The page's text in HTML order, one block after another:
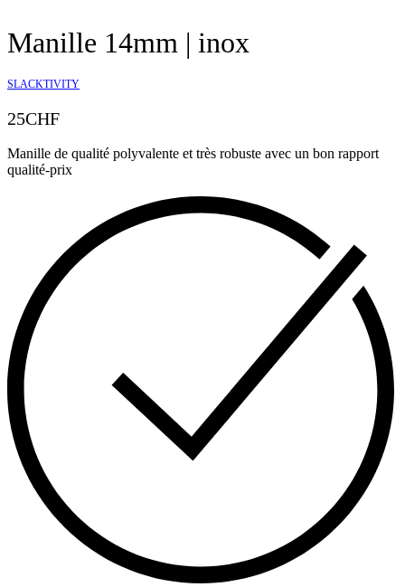
Manille 14mm | inox
SLACKTIVITY
25CHF
Manille de qualité polyvalente et très robuste avec un bon rapport
qualité-prix